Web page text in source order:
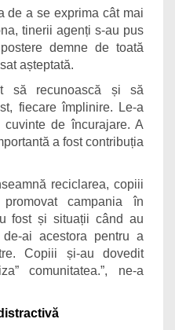
de a se exprima cât mai
tinerii agenți s-au pus
demne de toată
așteptată.
să recunoască și să
fiecare împlinire. Le-a
de încurajare. A
a fost contribuția
reciclarea, copiii
campania în
fost și situații când au
ai acestora pentru a
Copiii și-au dovedit
comunitatea.”, ne-a